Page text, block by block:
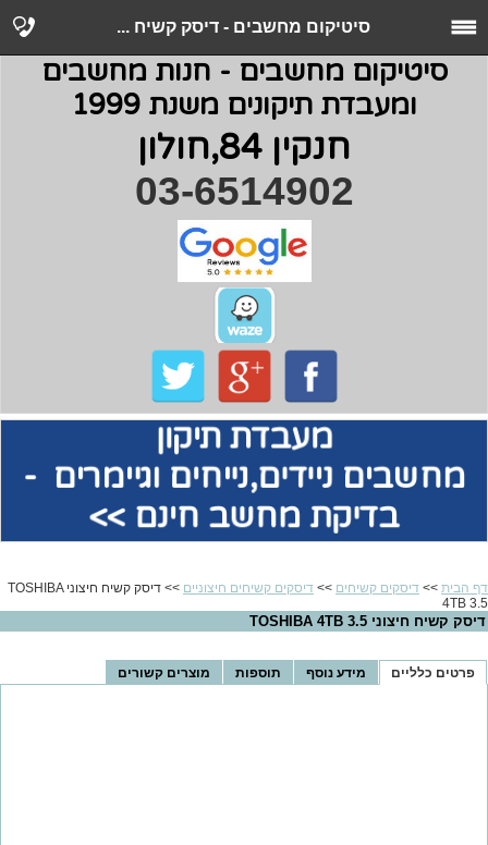
סיטיקום מחשבים - דיסק קשיח ...
סיטיקום מחשבים - חנות מחשבים
ומעבדת תיקונים משנת 1999
חנקין 84,חולון
03-6514902
מעבדת תיקון
מחשביםניידים,נייחים וגיימרים -
בדיקת מחשב חינם >>
דף הבית >> דיסקים קשיחים >> דיסקים קשיחים חיצוניים
>> דיסק קשיח חיצוני TOSHIBA
4TB 3.5
דיסק קשיח חיצוני TOSHIBA 4TB 3.5
פרטים כלליים מידע נוסף תוספות מוצרים קשורים